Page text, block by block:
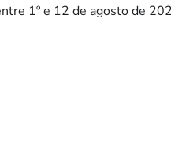
1º e 12 de agosto de